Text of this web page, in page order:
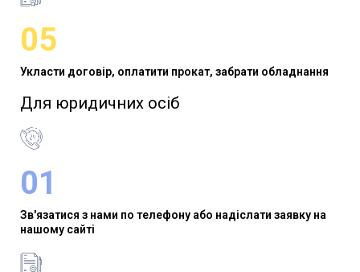
05
Укласти договір, оплатити прокат, забрати обладнання
Для юридичних осіб​
01
Зв'язатися з нами по телефону або надіслати заявку на
нашому сайті